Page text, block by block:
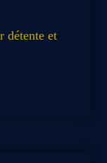
détente et